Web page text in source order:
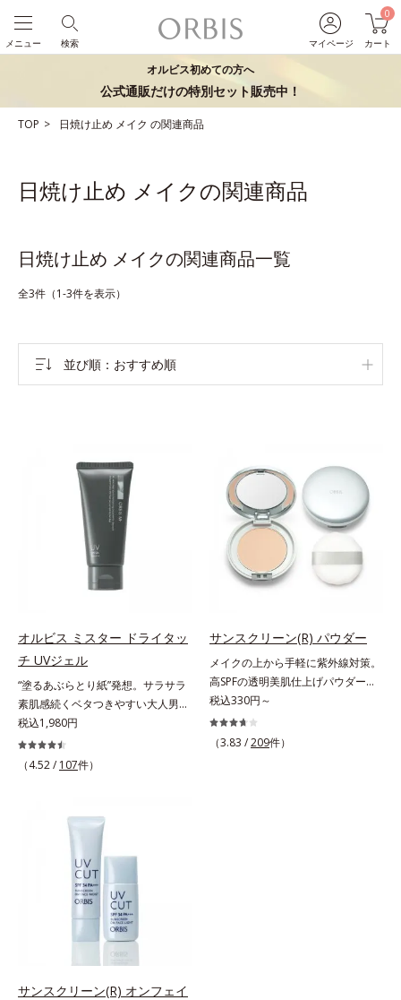
マイページ
0
カート
検索
メニュー
オルビス初めての方へ
公式通販だけの特別セット販売中！
TOP 日焼け止め メイク の関連商品
日焼け止め メイクの関連商品
日焼け止め メイクの関連商品一覧
全3件（1-3件を表示）
並び順 おすすめ順
オルビス ミスター ドライタッ
チ UVジェル
“塗るあぶらとり紙”発想。サラサラ
素肌感続くベタつきやすい大人男性
肌のための日焼け止めジェル。メン
ズブランド「オルビス ミスター」
の日焼け止めです。SPF50+・
ジングは不要。通勤にも長時間のレ
ジャーにも、毎日手軽にお使いいた
だけます。高いUVカット力を持つ
アイテムは本来多くのオイルが必要
ですが、オルビス ミスターは少な
いオイル(*1)でも多くのUVカット成
分を抱え込む技術を採用しました。
さらに皮脂吸着パウダー(*2)も配
合。ベタつきにくいみずみずしい使
用感で、塗ることでスキンケア後の
税込1,980円
（4.52 / 107件）
サンスクリーン(R) パウダー
メイクの上から手軽に紫外線対策。
高SPFの透明美肌仕上げパウダー。
メイクの上から手を汚さずに紫外線
対策ができるUVカットパウダーで
す。“素肌のようななめらかな軽
税込330円～
（3.83 /209件）
サンスクリーン(R) オンフェイ